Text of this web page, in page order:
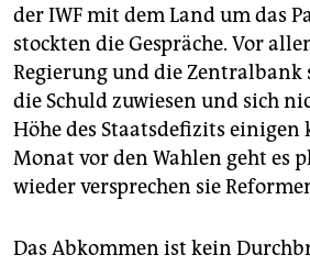
der IWF mit dem Land um das
stockten die Gespräche. Vor
Regierung und die Zentralbank
die Schuld zuwiesen und sich
Höhe des Staatsdefizits einigen
Monat vor den Wahlen geht es
wieder versprechen sie
Das Abkommen ist kein